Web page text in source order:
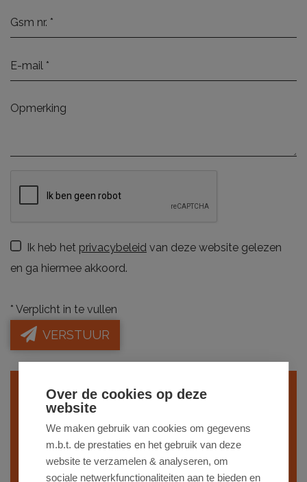
Ik heb het privacybeleid van deze website gelezen
en ga hiermee akkoord.
* Verplicht in te vullen
VERSTUUR
Indien je interesse hebt in een gelijkaardig
project,
schrijf je dan vrijblijvend in
onze nieuwsbrief en blijf op de hoogte van
onsrecentste aanbod.
Over de cookies op deze
website
We maken gebruik van cookies om gegevens
m.b.t. de prestaties en het gebruik van deze
website te verzamelen & analyseren, om
sociale netwerkfunctionaliteiten aan te bieden en